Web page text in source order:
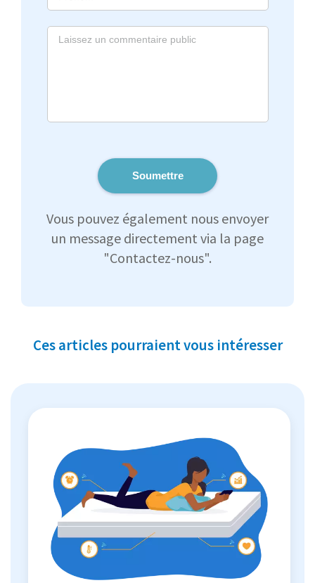
Soumettre
Vous pouvez également nous envoyer
un message directement via la page
"Contactez-nous".
Ces articles pourraient vous intéresser